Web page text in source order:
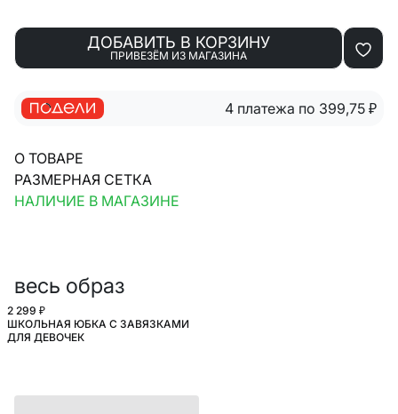
ДОБАВИТЬ В КОРЗИНУ
ПРИВЕЗЁМ ИЗ МАГАЗИНА
4 платежа по 399,75 ₽
О ТОВАРЕ
РАЗМЕРНАЯ СЕТКА
НАЛИЧИЕ В МАГАЗИНЕ
весь образ
ШКОЛА
2 299 ₽
ШКОЛЬНАЯ ЮБКА С ЗАВЯЗКАМИ
ДЛЯ ДЕВОЧЕК